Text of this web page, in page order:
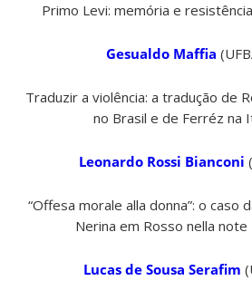
Primo Levi: memória e
Gesualdo Maffia
Traduzir a violência: a tradução de
no Brasil e de Ferréz na
Leonardo Rossi Bianconi
“Offesa morale alla donna”: o caso
Nerina em Rosso nella note
Lucas de Sousa Serafim